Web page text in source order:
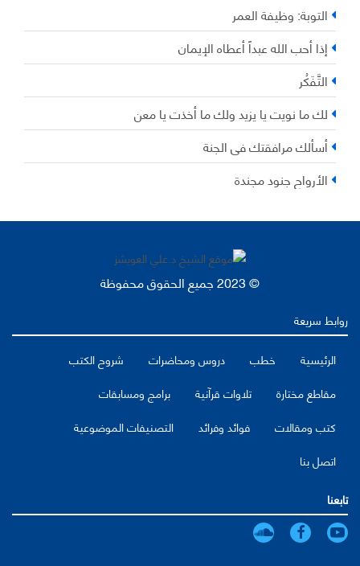
التوبة: وظيفة العمر
إذا أحب الله عبداً أعطاه الإيمان
التَّفَكُر
لك ما نويت يا يزيد ولك ما أخذت يا معن
أسألك مرافقتك في الجنة
الأرواح جنود مجندة
© 2023 جميع الحقوق محفوظة
روابط سريعة
الرئيسية
خطب دروس ومحاضرات
شروح الكتب
مقاطع مختارة
تلاوات قرآنية
برامج ومسابقات
كتب ومقالات
فوائد وفرائد
التصنيفات الموضوعية
اتصل بنا
تابعنا